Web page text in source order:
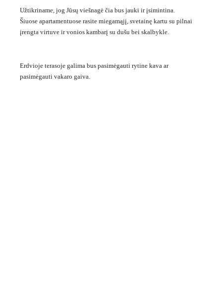
Užtikriname, jog Jūsų viešnagė čia bus jauki ir įsimintina.
Šiuose apartamentuose rasite miegamąjį, svetainę kartu su pilnai
įrengta virtuve ir vonios kambarį su dušu bei skalbykle.
Erdvioje terasoje galima bus pasimėgauti rytine kava ar
pasimėgauti vakaro gaiva.